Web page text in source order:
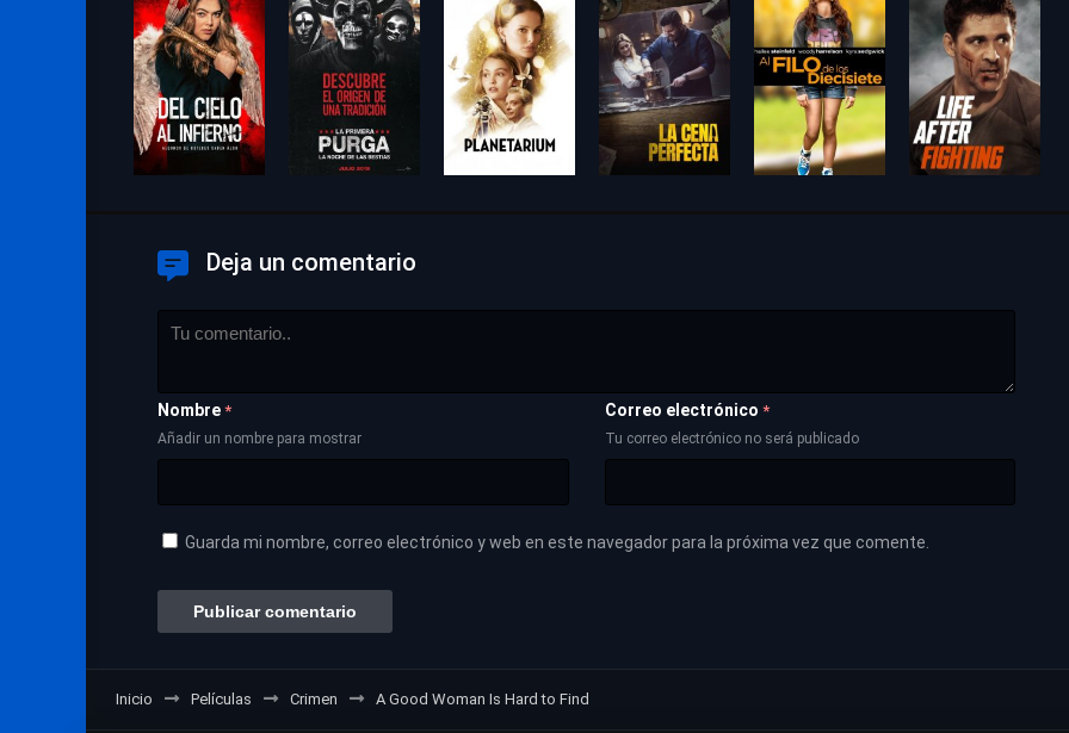
Deja un comentario
Nombre *
Añadir un nombre para mostrar
Correo electrónico *
Tu correo electrónico no será publicado
Guarda mi nombre, correo electrónico y web en este navegador para la próxima vez que comente.
Inicio Películas Crimen A Good Woman Is Hard to Find